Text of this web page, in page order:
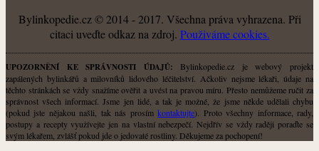
Bylinkopedie.cz © 2014 - 2017. Všechna práva vyhrazena. Při
citaci uveďte odkaz na zdroj. Použiváme cookies.
UPOZORNĚNÍ KE SPRÁVNOSTI ÚDAJŮ: Bylinkopedie.cz je webový projekt
zapálených bylinkářů a milovníků lidového léčitelství. Ačkoliv nejsme lékaři, údaje na
těchto stránkách se vždy snažíme ověřit a uvést na pravou míru. Přesto nemůžeme ručit za
správnost všech informací. Jsme jen lidé, a tak je možné, že jsme někde udělali chybu
(pokud jste nějakou našli, tak nás prosímkontaktujte). Proto všechny informace, rady,
postupy a recepty využívejte jen na vlastní nebezpečí. Nejdřív se vždy raději poraďte se
svým lékařem, zvlášť pokud jde o jedovaté rostliny. Děkujeme za pochopení!